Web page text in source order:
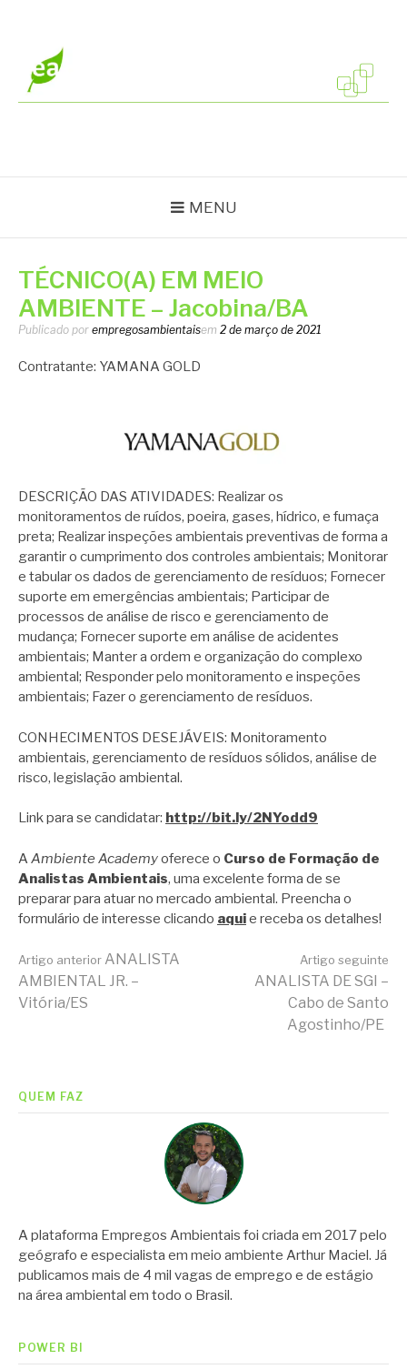
conteúdo
MENU
TÉCNICO(A) EM MEIO
AMBIENTE – Jacobina/BA
Publicado por empregosambientaisem 2 de março de 2021
Contratante: YAMANA GOLD
DESCRIÇÃO DAS ATIVIDADES: Realizar os
monitoramentos de ruídos, poeira, gases, hídrico, e fumaça
preta; Realizar inspeções ambientais preventivas de forma a
garantir o cumprimento dos controles ambientais; Monitorar
e tabular os dados de gerenciamento de resíduos; Fornecer
suporte em emergências ambientais; Participar de
processos de análise de risco e gerenciamento de
mudança; Fornecer suporte em análise de acidentes
ambientais; Manter a ordem e organização do complexo
ambiental; Responder pelo monitoramento e inspeções
ambientais; Fazer o gerenciamento de resíduos.
CONHECIMENTOS DESEJÁVEIS: Monitoramento
ambientais, gerenciamento de resíduos sólidos, análise de
risco, legislação ambiental.
Link para se candidatar: http://bit.ly/2NYodd9
AAmbiente Academyoferece o Curso de Formação de
Analistas Ambientais, uma excelente forma de se
preparar para atuar no mercado ambiental. Preencha o
formulário de interesse clicando aquie receba os detalhes!
Continue
Artigo anterior ANALISTA
AMBIENTAL JR. –
Vitória/ES
Artigo seguinte
ANALISTA DE SGI –
Cabo de Santo
Agostinho/PE
QUEM FAZ
A plataforma Empregos Ambientais foi criada em 2017 pelo
geógrafo e especialista em meio ambiente Arthur Maciel. Já
publicamos mais de 4 mil vagas de emprego e de estágio
na área ambiental em todo o Brasil.
POWER BI